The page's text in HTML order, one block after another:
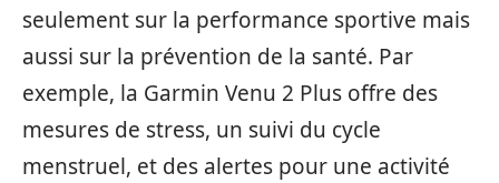
seulement sur la performance sportive mais
aussi sur la prévention de la santé. Par
exemple, la Garmin Venu 2 Plus offre des
mesures de stress, un suivi du cycle
menstruel, et des alertes pour une activité